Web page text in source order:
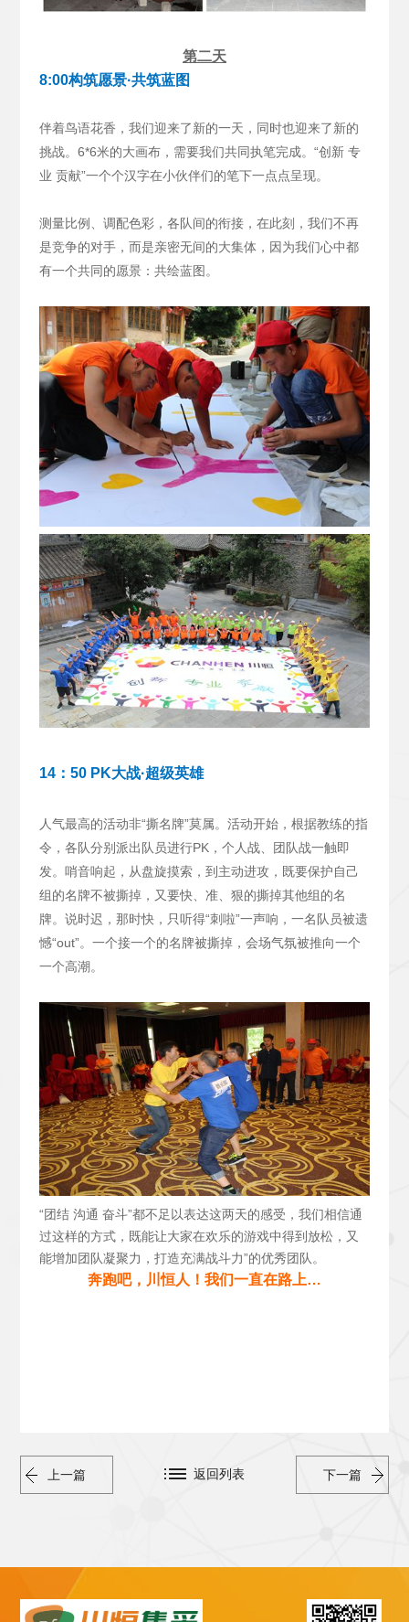
第二天
8:00构筑愿景·共筑蓝图
伴着鸟语花香，我们迎来了新的一天，同时也迎来了新的
挑战。6*6米的大画布，需要我们共同执笔完成。“创新 专
业 贡献”一个个汉字在小伙伴们的笔下一点点呈现。
测量比例、调配色彩，各队间的衔接，在此刻，我们不再
是竞争的对手，而是亲密无间的大集体，因为我们心中都
有一个共同的愿景：共绘蓝图。
14：50 PK大战·超级英雄
人气最高的活动非“撕名牌”莫属。活动开始，根据教练的指
令，各队分别派出队员进行PK，个人战、团队战一触即
发。哨音响起，从盘旋摸索，到主动进攻，既要保护自己
组的名牌不被撕掉，又要快、准、狠的撕掉其他组的名
牌。说时迟，那时快，只听得“刺啦”一声响，一名队员被遗
憾“out”。一个接一个的名牌被撕掉，会场气氛被推向一个
一个高潮。
“团结 沟通 奋斗”都不足以表达这两天的感受，我们相信通
过这样的方式，既能让大家在欢乐的游戏中得到放松，又
能增加团队凝聚力，打造充满战斗力”的优秀团队。
奔跑吧，川恒人！我们一直在路上…
上一篇 下一篇
返回列表